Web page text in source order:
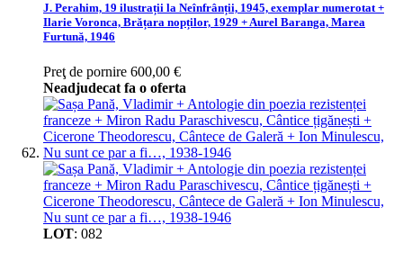
J. Perahim, 19 ilustrații la Neînfrânții, 1945, exemplar numerotat +
Ilarie Voronca, Brățara nopților, 1929 + Aurel Baranga, Marea
Furtună, 1946
Preţ de pornire 600,00 €
Neadjudecat fa o oferta
LOT: 082